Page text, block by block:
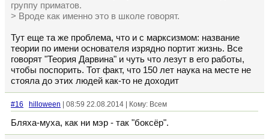
группу приматов.
> Вроде как именно это в школе говорят.
Тут еще та же проблема, что и с марксизмом: название
теории по имени основателя изрядно портит жизнь. Все
говорят "Теория Дарвина" и чуть что лезут в его работы,
чтобы поспорить. Тот факт, что 150 лет наука на месте не
стояла до этих людей как-то не доходит
#16 hilloween | 08:59 22.08.2014 | Кому: Всем
Бляха-муха, как ни мэр - так "боксёр".